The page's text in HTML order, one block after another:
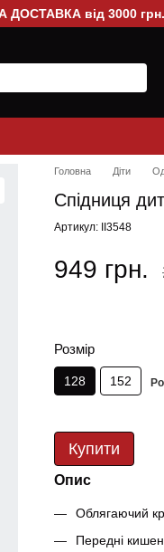
від 3000
Головна Діти
Спідниця
Артикул: II3548
949 грн.
Розмір
128 152
Купити
Опис
Облягаючий
Передні